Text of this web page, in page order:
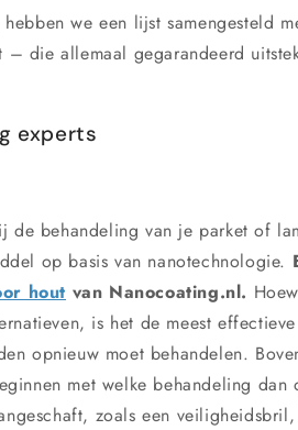
we een lijst samengesteld
die allemaal gegarandeerd
experts
behandeling van je parket of
op basis van nanotechnologie.
hout van Nanocoating.nl.
is het de meest
opnieuw moet behandelen.
met welke behandeling
zoals een